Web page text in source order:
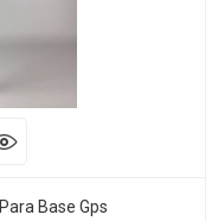
Base Gps